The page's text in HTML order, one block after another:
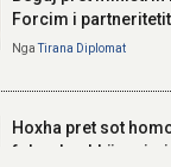
Forcim i
NgaTirana Diplomat
Hoxha pret sot
fokus bashkëpunimi